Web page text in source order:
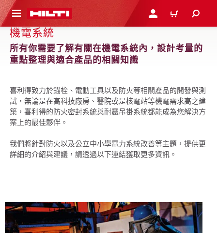
主要內容 登入或註冊購物車
機電系統
所有你需要了解有關在機電系統內，設計考量的
重點整理與適合產品的相關知識
喜利得致力於錨栓、電動工具以及防火等相關產品的開發與測
試，無論是在高科技廠房、醫院或是核電站等機電需求高之建
築，喜利得的防火密封系統與耐震吊掛系統都能成為您解決方
案上的最佳夥伴。
我們將針對防火以及公立中小學電力系統改善等主題，提供更
詳細的介紹與建議，請透過以下連結獲取更多資訊。